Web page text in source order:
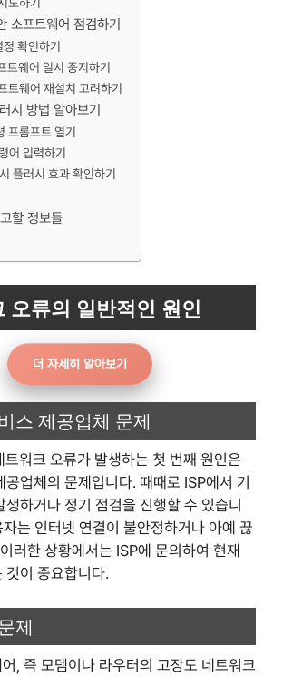
소프트웨어 점검하기
확인하기
트웨어 일시 중지하기
트웨어 재설치 고려하기
시 방법 알아보기
프롬프트 열기
어 입력하기
플러시 효과 확인하기
할 정보들
오류의 일반적인 원인
더 자세히 알아보기
스 제공업체 문제
트워크 오류가 발생하는 첫 번째 원인은
공업체의 문제입니다. 때때로 ISP에서 기
생하거나 정기 점검을 진행할 수 있습니
는 인터넷 연결이 불안정하거나 아예 끊
러한 상황에서는 ISP에 문의하여 현재
것이 중요합니다.
제
, 즉 모뎀이나 라우터의 고장도 네트워크